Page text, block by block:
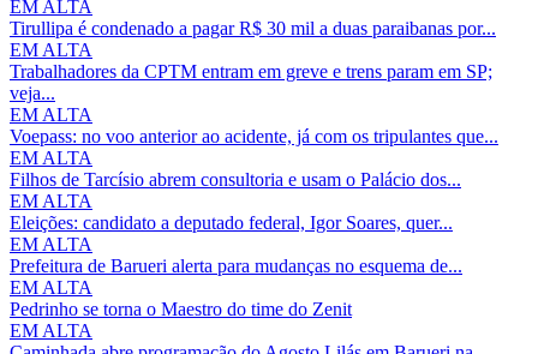
EM ALTA
Tirullipa é condenado a pagar R$ 30 mil a duas paraibanas por...
EM ALTA
Trabalhadores da CPTM entram em greve e trens param em SP;
veja...
EM ALTA
Voepass: no voo anterior ao acidente, já com os tripulantes que...
EM ALTA
Filhos de Tarcísio abrem consultoria e usam o Palácio dos...
EM ALTA
Eleições: candidato a deputado federal, Igor Soares, quer...
EM ALTA
Prefeitura de Barueri alerta para mudanças no esquema de...
EM ALTA
Pedrinho se torna o Maestro do time do Zenit
EM ALTA